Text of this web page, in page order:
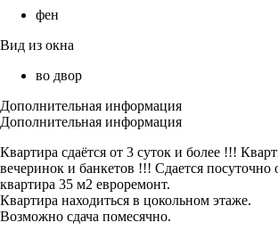
фен
Вид из окна
во двор
Дополнительная информация
Дополнительная информация
Квартира сдаётся от 3 суток и более !!!
вечеринок и банкетов !!! Сдается посуточно
квартира 35 м2 евроремонт.
Квартира находиться в цокольном этаже.
Возможно сдача помесячно.